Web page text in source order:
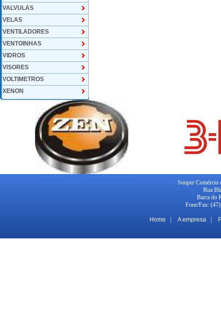
VALVULAS
VELAS
VENTILADORES
VENTOINHAS
VIDROS
VISORES
VOLTIMETROS
XENON
Souper Comércio
Rua
Barra do
Fone/Fax:
Home A empresa